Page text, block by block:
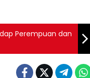
Perempuan dan